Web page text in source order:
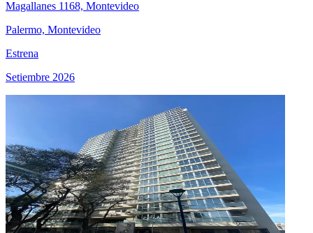
Magallanes 1168, Montevideo
Palermo, Montevideo
Estrena
Setiembre 2026